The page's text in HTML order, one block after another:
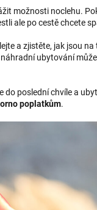
možnosti noclehu.
ale po cestě chcete
a zjistěte, jak jsou
ubytování
poslední chvíle a
poplatkům.